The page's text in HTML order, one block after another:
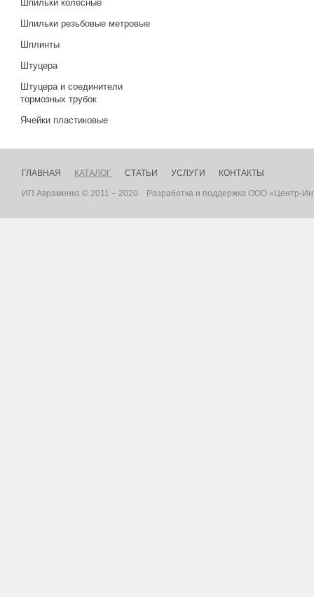
Шпильки колесные
Шпильки резьбовые метровые
Шплинты
Штуцера
Штуцера и соединители
тормозных трубок
Ячейки пластиковые
ГЛАВНАЯ КАТАЛОГ СТАТЬИ УСЛУГИ КОНТАКТЫ
ИП Авраменко © 2011 – 2020 Разработка и поддержка ООО «Центр-